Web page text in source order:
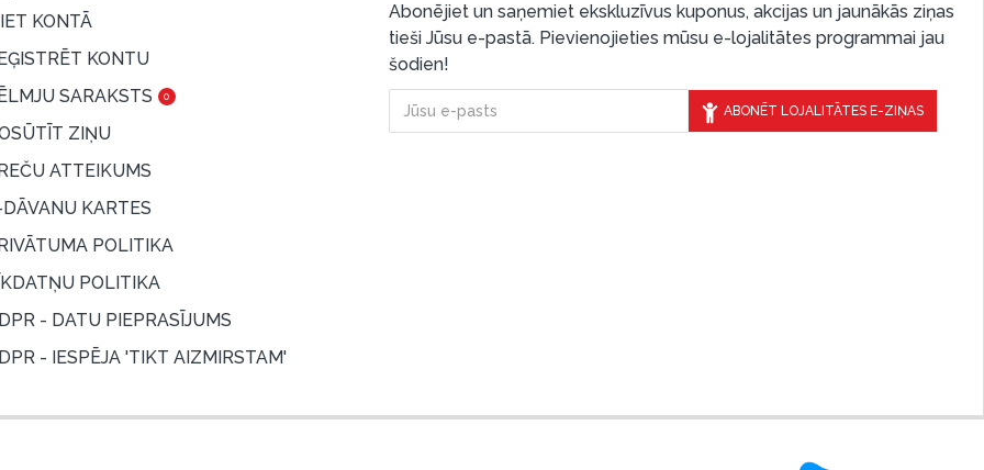
KONTĀ
KONTU
SARAKSTS
0
ZIŅU
ATTEIKUMS
KARTES
POLITIKA
POLITIKA
- DATU PIEPRASĪJUMS
- IESPĒJA 'TIKT AIZMIRSTAM'
Abonējiet un saņemiet ekskluzīvus kuponus, akcijas un jaunākās ziņas
tieši Jūsu e-pastā. Pievienojieties mūsu e-lojalitātes programmai jau
šodien!
ABONĒT LOJALITĀTES E-ZIŅAS